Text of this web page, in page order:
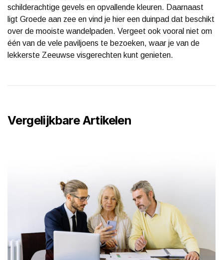
schilderachtige gevels en opvallende kleuren. Daarnaast
ligt Groede aan zee en vind je hier een duinpad dat beschikt
over de mooiste wandelpaden. Vergeet ook vooral niet om
één van de vele paviljoens te bezoeken, waar je van de
lekkerste Zeeuwse visgerechten kunt genieten.
Vergelijkbare Artikelen